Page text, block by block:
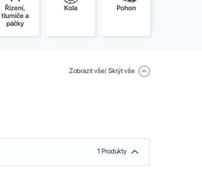
Řízení,
tlumiče a
páčky
Kola Pohon
Zobrazit vše| Skrýt vše
1 Produkty